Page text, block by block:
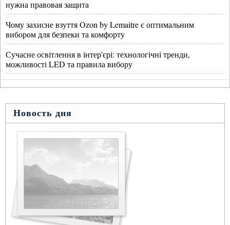
нужна правовая защита
Чому захисне взуття Ozon by Lemaitre є оптимальним
вибором для безпеки та комфорту
Сучасне освітлення в інтер'єрі: технологічні тренди,
можливості LED та правила вибору
Новость дня